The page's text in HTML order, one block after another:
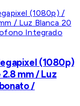
(1080p)
mm / Luz
/